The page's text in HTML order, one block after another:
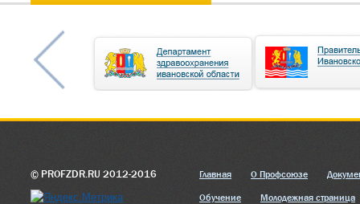
© PROFZDR.RU 2012-2016 Главная О Профсоюзе
Обучение Молодежная страница